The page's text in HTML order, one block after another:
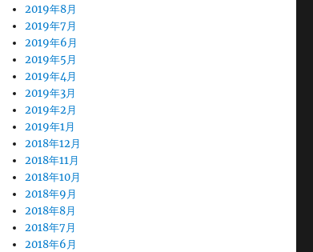
2019年8月
2019年7月
2019年6月
2019年5月
2019年4月
2019年3月
2019年2月
2019年1月
2018年12月
2018年11月
2018年10月
2018年9月
2018年8月
2018年7月
2018年6月